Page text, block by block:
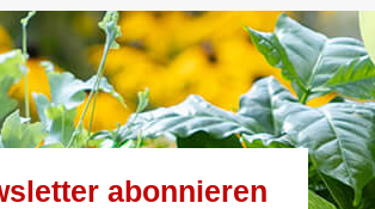
abonnieren